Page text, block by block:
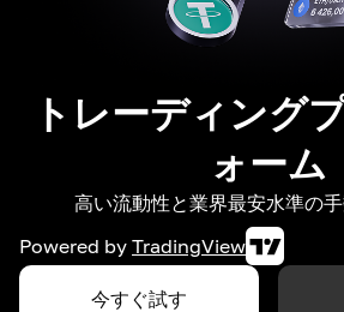
トレーディング
ォーム
高い流動性と業界最安水準の
Powered by TradingView
今すぐ試す